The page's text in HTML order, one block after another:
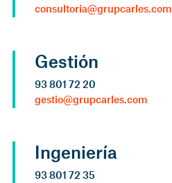
consultoria@grupcarles.com
Gestión
93 801 72 20
gestio@grupcarles.com
Ingeniería
93 801 72 35